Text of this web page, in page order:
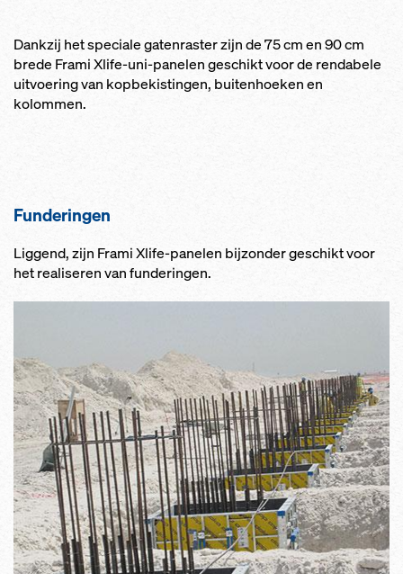
Dankzij het speciale gatenraster zijn de 75 cm en 90 cm
brede Frami Xlife-uni-panelen geschikt voor de rendabele
uitvoering van kopbekistingen, buitenhoeken en
kolommen.
Funderingen
Liggend, zijn Frami Xlife-panelen bijzonder geschikt voor
het realiseren van funderingen.